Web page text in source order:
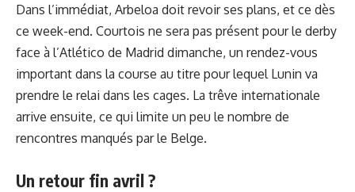
Dans l’immédiat, Arbeloa doit revoir ses plans, et ce dès
ce week-end. Courtois ne sera pas présent pour le derby
face à l’Atlético de Madrid dimanche, un rendez-vous
important dans la course au titre pour lequel Lunin va
prendre le relai dans les cages. La trêve internationale
arrive ensuite, ce qui limite un peu le nombre de
rencontres manqués par le Belge.
Un retour fin avril ?